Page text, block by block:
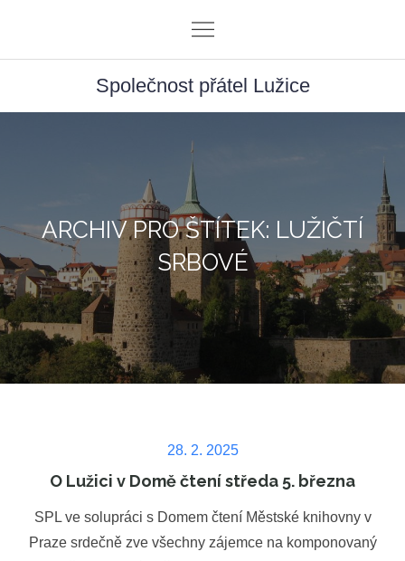
content
Společnost přátel Lužice
ARCHIV PRO ŠTÍTEK: LUŽIČTÍ
SRBOVÉ
Posted
on
28. 2. 2025
O Lužici v Domě čtení středa 5. března
SPL ve solupráci s Domem čtení Městské knihovny v
Praze srdečně zve všechny zájemce na komponovaný